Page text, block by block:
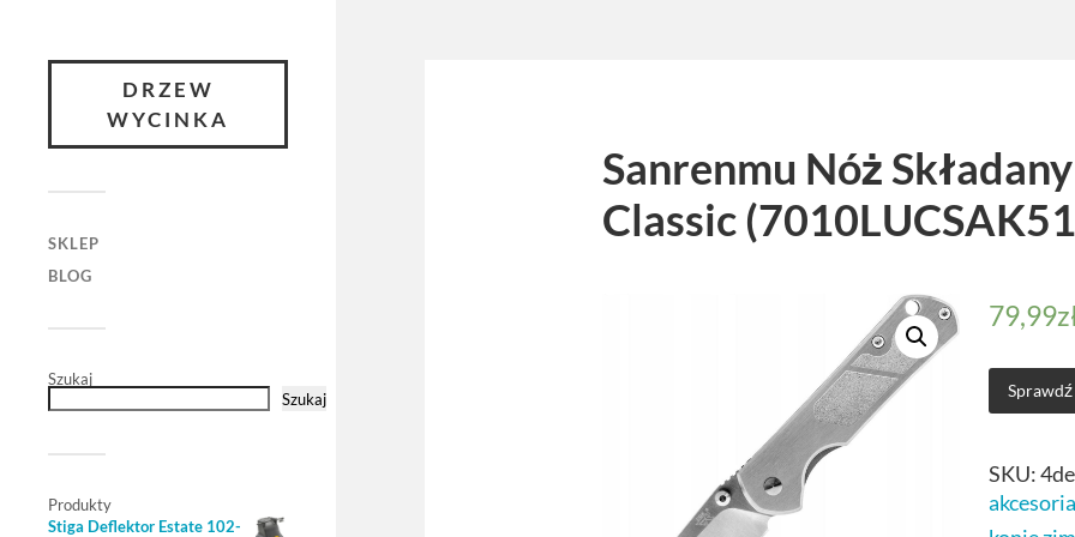
DRZEW
WYCINKA
SKLEP
BLOG
Szukaj
Szukaj
Produkty
Stiga Deflektor Estate 102-
Sanrenmu Nóż
Classic
79,99
SKU: